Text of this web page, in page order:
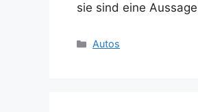
sie sind eine
Categories
Autos